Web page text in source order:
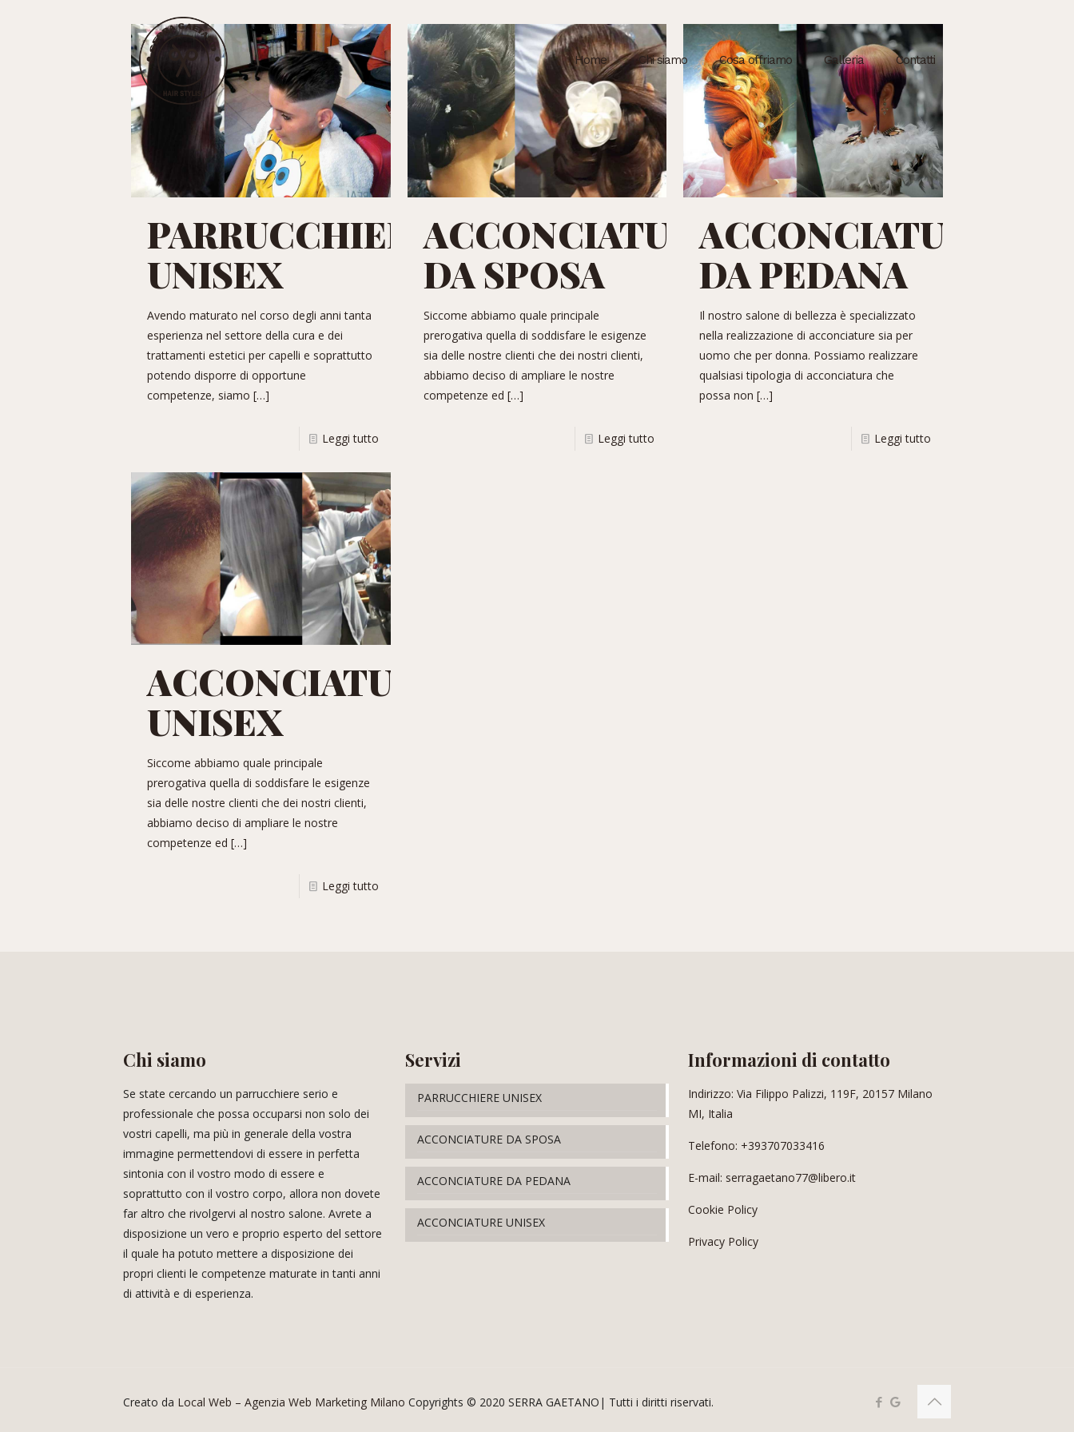
Home Chi siamo Cosa offriamo Galleria Contatti
PARRUCCHIERE
UNISEX
Avendo maturato nel corso degli anni tanta
esperienza nel settore della cura e dei
trattamenti estetici per capelli e soprattutto
potendo disporre di opportune
competenze, siamo […]
Leggi tutto
ACCONCIATURE
DA SPOSA
Siccome abbiamo quale principale
prerogativa quella di soddisfare le esigenze
sia delle nostre clienti che dei nostri clienti,
abbiamo deciso di ampliare le nostre
competenze ed […]
Leggi tutto
ACCONCIATURE
DA PEDANA
Il nostro salone di bellezza è specializzato
nella realizzazione di acconciature sia per
uomo che per donna. Possiamo realizzare
qualsiasi tipologia di acconciatura che
possa non […]
Leggi tutto
ACCONCIATURE
UNISEX
Siccome abbiamo quale principale
prerogativa quella di soddisfare le esigenze
sia delle nostre clienti che dei nostri clienti,
abbiamo deciso di ampliare le nostre
competenze ed […]
Leggi tutto
Chi siamo
Se state cercando un parrucchiere serio e
professionale che possa occuparsi non solo dei
vostri capelli, ma più in generale della vostra
immagine permettendovi di essere in perfetta
sintonia con il vostro modo di essere e
soprattutto con il vostro corpo, allora non dovete
far altro che rivolgervi al nostro salone. Avrete a
disposizione un vero e proprio esperto del settore
il quale ha potuto mettere a disposizione dei
propri clienti le competenze maturate in tanti anni
di attività e di esperienza.
Servizi
PARRUCCHIERE UNISEX
ACCONCIATURE DA SPOSA
ACCONCIATURE DA PEDANA
ACCONCIATURE UNISEX
Informazioni di contatto
Indirizzo: Via Filippo Palizzi, 119F, 20157 Milano
MI, Italia
Telefono: +393707033416
E-mail: serragaetano77@libero.it
Cookie Policy
Privacy Policy
Creato da Local Web – Agenzia Web Marketing Milano Copyrights © 2020 SERRA GAETANO| Tutti i diritti riservati.